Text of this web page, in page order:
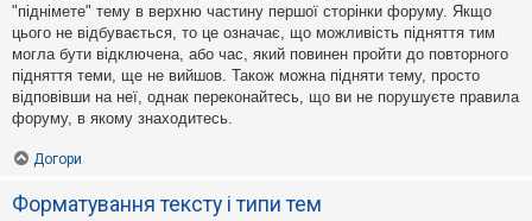
"піднімете" тему в верхню частину першої сторінки форуму. Якщо
цього не відбувається, то це означає, що можливість підняття тим
могла бути відключена, або час, який повинен пройти до повторного
підняття теми, ще не вийшов. Також можна підняти тему, просто
відповівши на неї, однак переконайтесь, що ви не порушуєте правила
форуму, в якому знаходитесь.
Догори
Форматування тексту і типи тем